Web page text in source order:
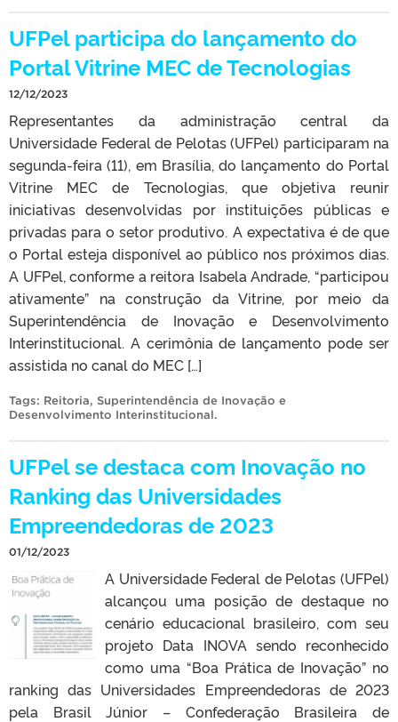
UFPel participa do lançamento do
Portal Vitrine MEC de Tecnologias
12/12/2023
Representantes da administração central da
Universidade Federal de Pelotas (UFPel) participaram na
segunda-feira (11), em Brasília, do lançamento do Portal
Vitrine MEC de Tecnologias, que objetiva reunir
iniciativas desenvolvidas por instituições públicas e
privadas para o setor produtivo. A expectativa é de que
o Portal esteja disponível ao público nos próximos dias.
A UFPel, conforme a reitora Isabela Andrade, “participou
ativamente” na construção da Vitrine, por meio da
Superintendência de Inovação e Desenvolvimento
Interinstitucional. A cerimônia de lançamento pode ser
assistida no canal do MEC […]
Tags: Reitoria, Superintendência de Inovação e
Desenvolvimento Interinstitucional.
UFPel se destaca com Inovação no
Ranking das Universidades
Empreendedoras de 2023
01/12/2023
A Universidade Federal de Pelotas (UFPel)
alcançou uma posição de destaque no
cenário educacional brasileiro, com seu
projeto Data INOVA sendo reconhecido
como uma “Boa Prática de Inovação” no
ranking das Universidades Empreendedoras de 2023
pela Brasil Júnior – Confederação Brasileira de